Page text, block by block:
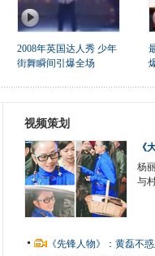
2008年英国达人秀 少年
街舞瞬间引爆全场
视频策划
《
杨
与
《先锋人物》：黄磊不